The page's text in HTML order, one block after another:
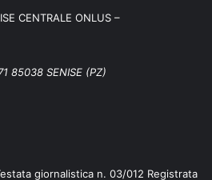
CENTRALE ONLUS –
85038 SENISE (PZ)
giornalistica n. 03/012 Registrata